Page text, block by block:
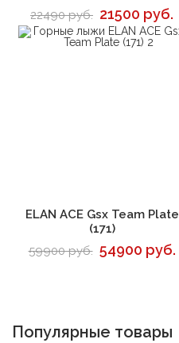
22490 руб. 21500 руб.
В корзину
ELAN ACE Gsx Team Plate
(171)
59900 руб. 54900 руб.
Популярные товары